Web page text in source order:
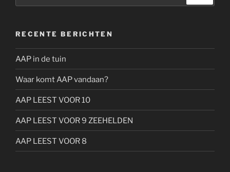
RECENTE BERICHTEN
AAP in de tuin
Waar komt AAP vandaan?
AAP LEEST VOOR 10
AAP LEEST VOOR 9 ZEEHELDEN
AAP LEEST VOOR 8